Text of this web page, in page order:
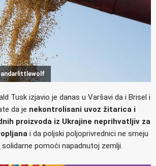
Tusk izjavio je danas u Varšavi da i Brisel i
da je nekontrolisani uvoz žitarica i
proizvoda iz Ukrajine neprihvatljiv za
i da poljski poljoprivrednici ne smeju
pomoći napadnutoj zemlji.